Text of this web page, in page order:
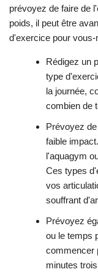
prévoyez de faire de
poids, il peut être
d'exercice pour vous-
Rédigez un
type
la journée,
combien de
Prévoyez
faible
l'aquagym
Ces types
vos
souffrant
Prévoyez
ou le temps
commencer
minutes